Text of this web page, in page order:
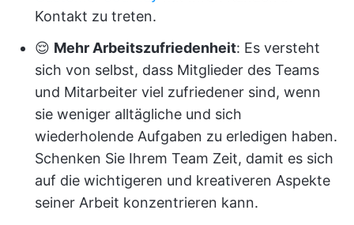
Kontakt zu treten.
😌 Mehr Arbeitszufriedenheit: Es versteht
sich von selbst, dass Mitglieder des Teams
und Mitarbeiter viel zufriedener sind, wenn
sie weniger alltägliche und sich
wiederholende Aufgaben zu erledigen haben.
Schenken Sie Ihrem Team Zeit, damit es sich
auf die wichtigeren und kreativeren Aspekte
seiner Arbeit konzentrieren kann.